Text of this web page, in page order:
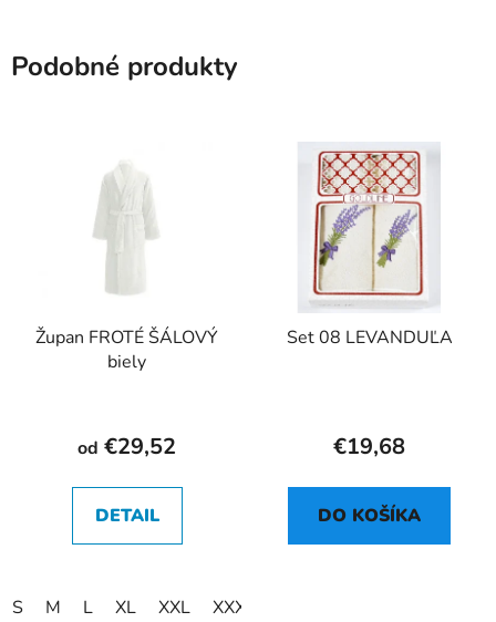
Podobné produkty
Župan FROTÉ ŠÁLOVÝ
biely
od €29,52
DETAIL
S M L XL XXL XXXL
Set 08 LEVANDUĽA
€19,68
DO KOŠÍKA